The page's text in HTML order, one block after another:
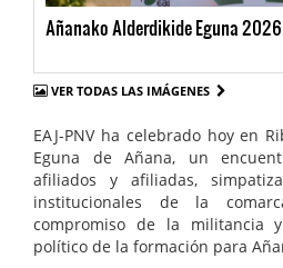
Añanako Alderdikide Eguna 2026
VER TODAS LAS IMÁGENES
EAJ-PNV ha celebrado hoy en
Eguna de Añana, un
afiliados y afiliadas,
institucionales de la
compromiso de la militancia
político de la formación para